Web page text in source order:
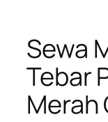
Sewa
Tebar
Merah